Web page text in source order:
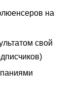
на
свой